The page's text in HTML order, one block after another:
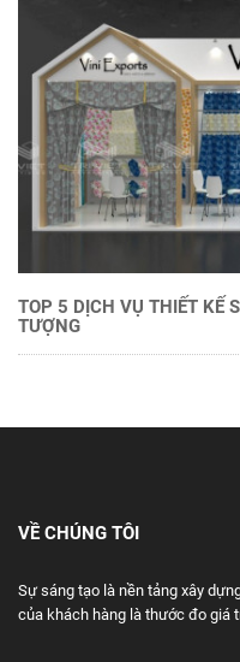
TOP 5 DỊCH VỤ THIẾT KẾ
TƯỢNG
VỀ CHÚNG TÔI
Sự sáng tạo là nền tảng xây
của khách hàng là thước đo giá